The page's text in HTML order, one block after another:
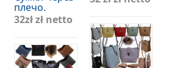
плечо.
32złzł netto